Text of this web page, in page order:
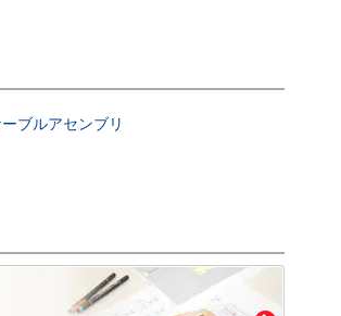
ブルアセンブリ